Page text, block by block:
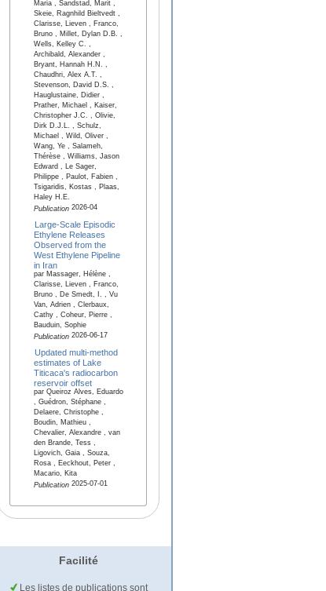
Maria , Sandstad, Marit ,
Skeie, Ragnhild Bieltvedt ,
Clarisse, Lieven , Franco,
Bruno , Millet, Dylan D.B. ,
Wells, Kelley C. ,
Archibald, Alexander ,
Bryant, Hannah H.N. ,
Chaudhri, Alex A.T. ,
Stevenson, David D.S. ,
Hauglustaine, Didier ,
Prather, Michael , Kaiser,
Christopher J.C. , Olivie,
Dirk D.J.L. , Schulz,
Michael , Wild, Oliver ,
Wang, Ye , Salameh,
Thérèse , Williams, Jason
Edward , Le Sager,
Philippe , Paulot, Fabien ,
Tsigaridis, Kostas , Plaas,
Haley H.E.
Publication2026-04
Large-Scale Episodic
Ethylene Releases
Observed from the
West Ethylene Pipeline
in Iran
par Massager, Hélène ,
Clarisse, Lieven , Franco,
Bruno , De Smedt, I. , Vu
Van, Adrien , Clerbaux,
Cathy , Coheur, Pierre ,
Bauduin, Sophie
Publication2026-06-17
Updated multi-method
estimates of Lake
Titicaca's radiocarbon
reservoir offset
par Queiroz Alves, Eduardo
, Guédron, Stéphane ,
Delaere, Christophe ,
Boudin, Mathieu ,
Chevalier, Alexandre , van
den Brande, Tess ,
Ligovich, Gaia , Souza,
Rosa , Eeckhout, Peter ,
Macario, Kita
Publication2025-07-01
Facilité
Les listes de publications sont